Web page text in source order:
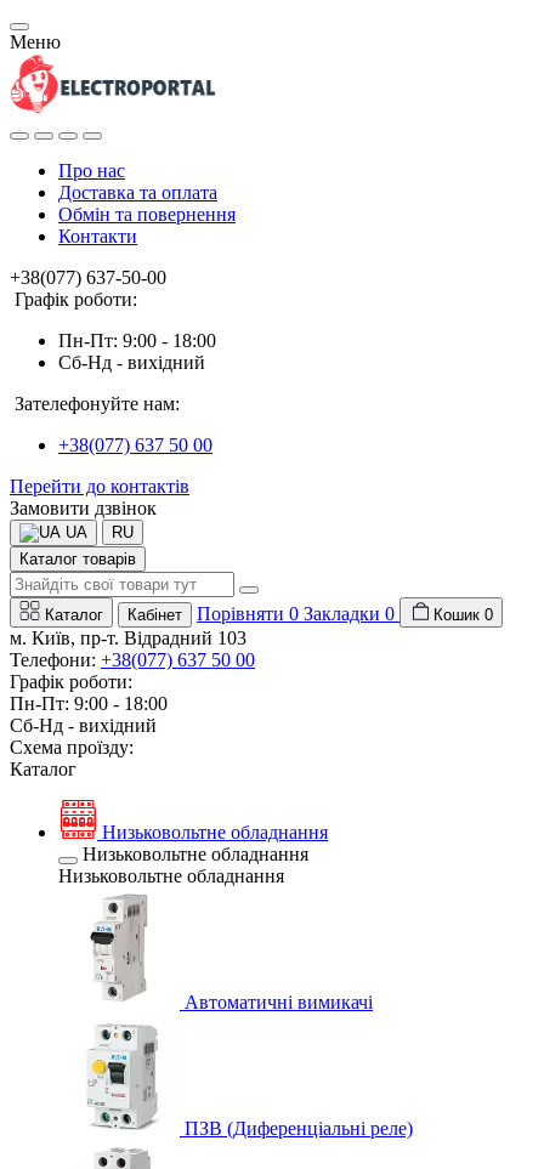
Меню
Про нас
Доставка та оплата
Обмін та повернення
Контакти
+38(077) 637-50-00
Графік роботи:
Пн-Пт: 9:00 - 18:00
Сб-Нд - вихідний
Зателефонуйте нам:
+38(077) 637 50 00
Перейти до контактів
Замовити дзвінок
UA
RU
Каталог товарів
Каталог Кабінет Порівняти 0 Закладки 0 Кошик 0
м. Київ, пр-т. Відрадний 103
Телефони: +38(077) 637 50 00
Графік роботи:
Пн-Пт: 9:00 - 18:00
Сб-Нд - вихідний
Схема проїзду:
Каталог
Низьковольтне обладнання
Низьковольтне обладнання
Низьковольтне обладнання
Автоматичні вимикачі
ПЗВ (Диференціальні реле)